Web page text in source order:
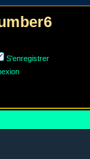
S'enregistrer